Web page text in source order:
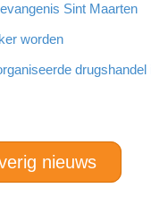
Sint Maarten
worden
nieuws